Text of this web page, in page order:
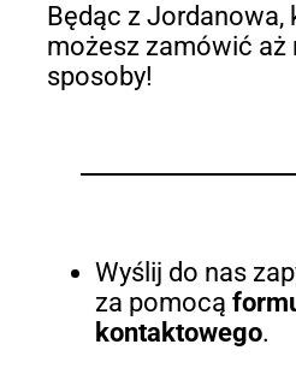
Będąc z Jordanowa,
możesz zamówić aż
sposoby!
Wyślij do nas
za pomocą
kontaktowego.